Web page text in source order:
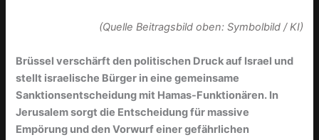
(Quelle Beitragsbild oben: Symbolbild / KI)
Brüssel verschärft den politischen Druck auf Israel und
stellt israelische Bürger in eine gemeinsame
Sanktionsentscheidung mit Hamas-Funktionären. In
Jerusalem sorgt die Entscheidung für massive
Empörung und den Vorwurf einer gefährlichen